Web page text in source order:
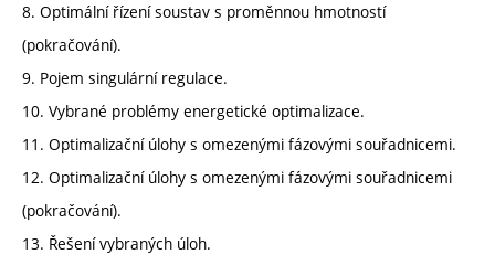
8. Optimální řízení soustav s proměnnou hmotností
(pokračování).
9. Pojem singulární regulace.
10. Vybrané problémy energetické optimalizace.
11. Optimalizační úlohy s omezenými fázovými souřadnicemi.
12. Optimalizační úlohy s omezenými fázovými souřadnicemi
(pokračování).
13. Řešení vybraných úloh.